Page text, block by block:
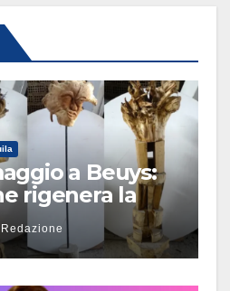
a Beuys:
rigenera la
Redazione